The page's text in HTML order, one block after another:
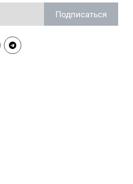
Подписаться